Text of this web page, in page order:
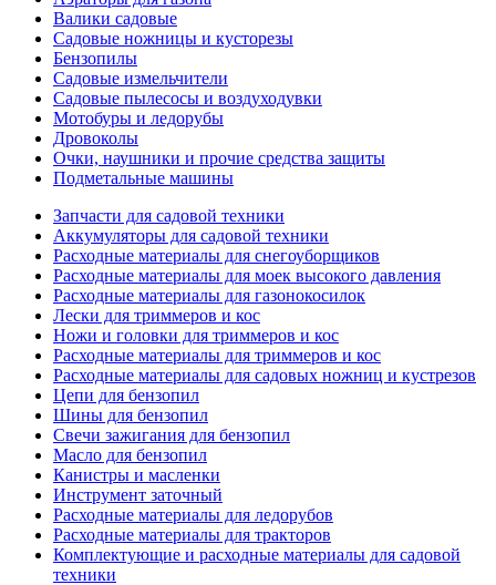
Валики садовые
Садовые ножницы и кусторезы
Бензопилы
Садовые измельчители
Садовые пылесосы и воздуходувки
Мотобуры и ледорубы
Дровоколы
Очки, наушники и прочие средства защиты
Подметальные машины
Запчасти для садовой техники
Аккумуляторы для садовой техники
Расходные материалы для снегоуборщиков
Расходные материалы для моек высокого давления
Расходные материалы для газонокосилок
Лески для триммеров и кос
Ножи и головки для триммеров и кос
Расходные материалы для триммеров и кос
Расходные материалы для садовых ножниц и кустрезов
Цепи для бензопил
Шины для бензопил
Свечи зажигания для бензопил
Масло для бензопил
Канистры и масленки
Инструмент заточный
Расходные материалы для ледорубов
Расходные материалы для тракторов
Комплектующие и расходные материалы для садовой
техники